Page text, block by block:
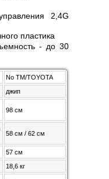
2,4G
пластика
- до 30
No TM/TOYOTA
джип
98 см
58 см / 62 см
57 см
18,6 кг